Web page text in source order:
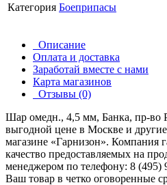
Категория Боеприпасы
Описание
Оплата и доставка
Заработай вместе с нами
Карта магазинов
Отзывы (0)
Шар омедн., 4,5 мм, Банка, пр-во
выгодной цене в Москве и другие
магазине «Гарнизон». Компания
качество предоставляемых на
менеджером по телефону: 8
Ваш товар в четко оговоренные